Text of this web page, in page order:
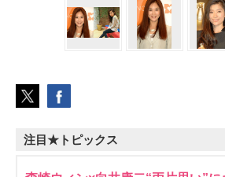
注目★トピックス